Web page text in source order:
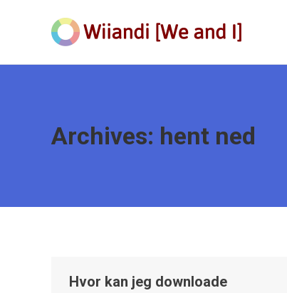
Archives: hent ned
Hvor kan jeg downloade